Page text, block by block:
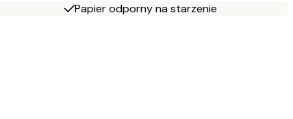
Papier odporny na starzenie